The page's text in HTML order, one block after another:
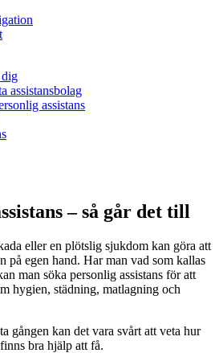
dig
assistansbolag
assistans
– så går det till
eller en plötslig sjukdom kan göra att
på egen hand. Har man vad som kallas
man söka personlig assistans för att
hygien, städning, matlagning och
gången kan det vara svårt att veta hur
bra hjälp att få.